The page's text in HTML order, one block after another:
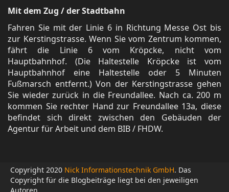
Mit dem Zug / der Stadtbahn
Fahren Sie mit der Linie 6 in Richtung Messe Ost bis
zur Kerstingstrasse. Wenn Sie vom Zentrum kommen,
fährt die Linie 6 vom Kröpcke, nicht vom
Hauptbahnhof. (Die Haltestelle Kröpcke ist vom
Hauptbahnhof eine Haltestelle oder 5 Minuten
Fußmarsch entfernt.) Von der Kerstingstrasse gehen
Sie wieder zurück in die Freundallee. Nach ca. 200 m
kommen Sie rechter Hand zur Freundallee 13a, diese
befindet sich direkt zwischen den Gebäuden der
Agentur für Arbeit und dem BIB / FHDW.
Copyright 2020 Nick Informationstechnik GmbH. Das
Copyright für die Blogbeiträge liegt bei den jeweiligen